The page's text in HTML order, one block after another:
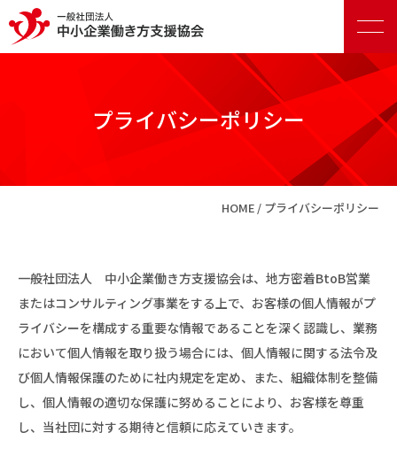
プライバシーポリシー
HOME プライバシーポリシー
一般社団法人 中小企業働き方支援協会は、地方密着BtoB営業
またはコンサルティング事業をする上で、お客様の個人情報がプ
ライバシーを構成する重要な情報であることを深く認識し、業務
において個人情報を取り扱う場合には、個人情報に関する法令及
び個人情報保護のために社内規定を定め、また、組織体制を整備
し、個人情報の適切な保護に努めることにより、お客様を尊重
し、当社団に対する期待と信頼に応えていきます。